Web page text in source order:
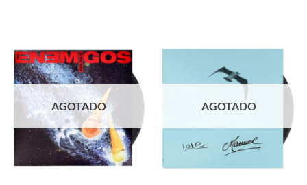
AGOTADO AGOTADO